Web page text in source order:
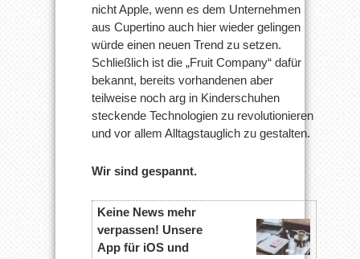
nicht Apple, wenn es dem Unternehmen
aus Cupertino auch hier wieder gelingen
würde einen neuen Trend zu setzen.
Schließlich ist die „Fruit Company“ dafür
bekannt, bereits vorhandenen aber
teilweise noch arg in Kinderschuhen
steckende Technologien zu revolutionieren
und vor allem Alltagstauglich zu gestalten.
Wir sind gespannt.
Keine News mehr
verpassen! Unsere
App für iOS und